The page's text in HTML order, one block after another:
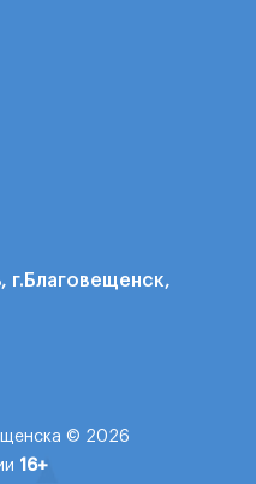
© 2026
16+